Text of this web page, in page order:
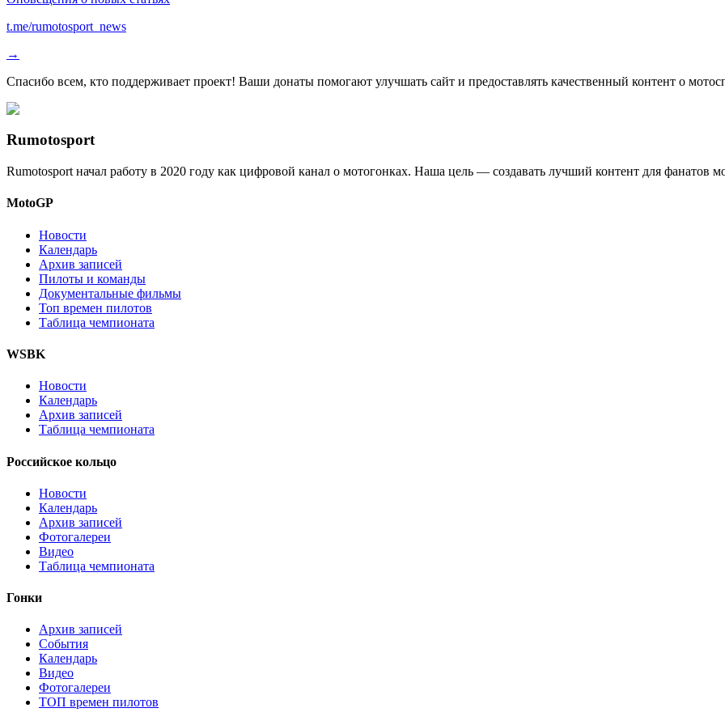
t.me/rumotosport_news
→
Спасибо всем, кто поддерживает проект! Ваши донаты помогают улучшать сайт и предоставлять качественный контент о
Rumotosport
Rumotosport начал работу в 2020 году как цифровой канал о мотогонках. Наша цель — создавать лучший контент для фанатов
MotoGP
Новости
Календарь
Архив записей
Пилоты и команды
Документальные фильмы
Топ времен пилотов
Таблица чемпионата
WSBK
Новости
Календарь
Архив записей
Таблица чемпионата
Российское кольцо
Новости
Календарь
Архив записей
Фотогалереи
Видео
Таблица чемпионата
Гонки
Архив записей
События
Календарь
Видео
Фотогалереи
ТОП времен пилотов